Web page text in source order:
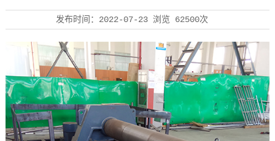
发布时间： 2022-07-23浏览 62500次